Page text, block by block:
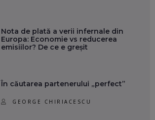
Nota de plată a verii infernale din
Europa: Economie vs reducerea
emisiilor? De ce e greșit
În căutarea partenerului „perfect”
GEORGE CHIRIACESCU